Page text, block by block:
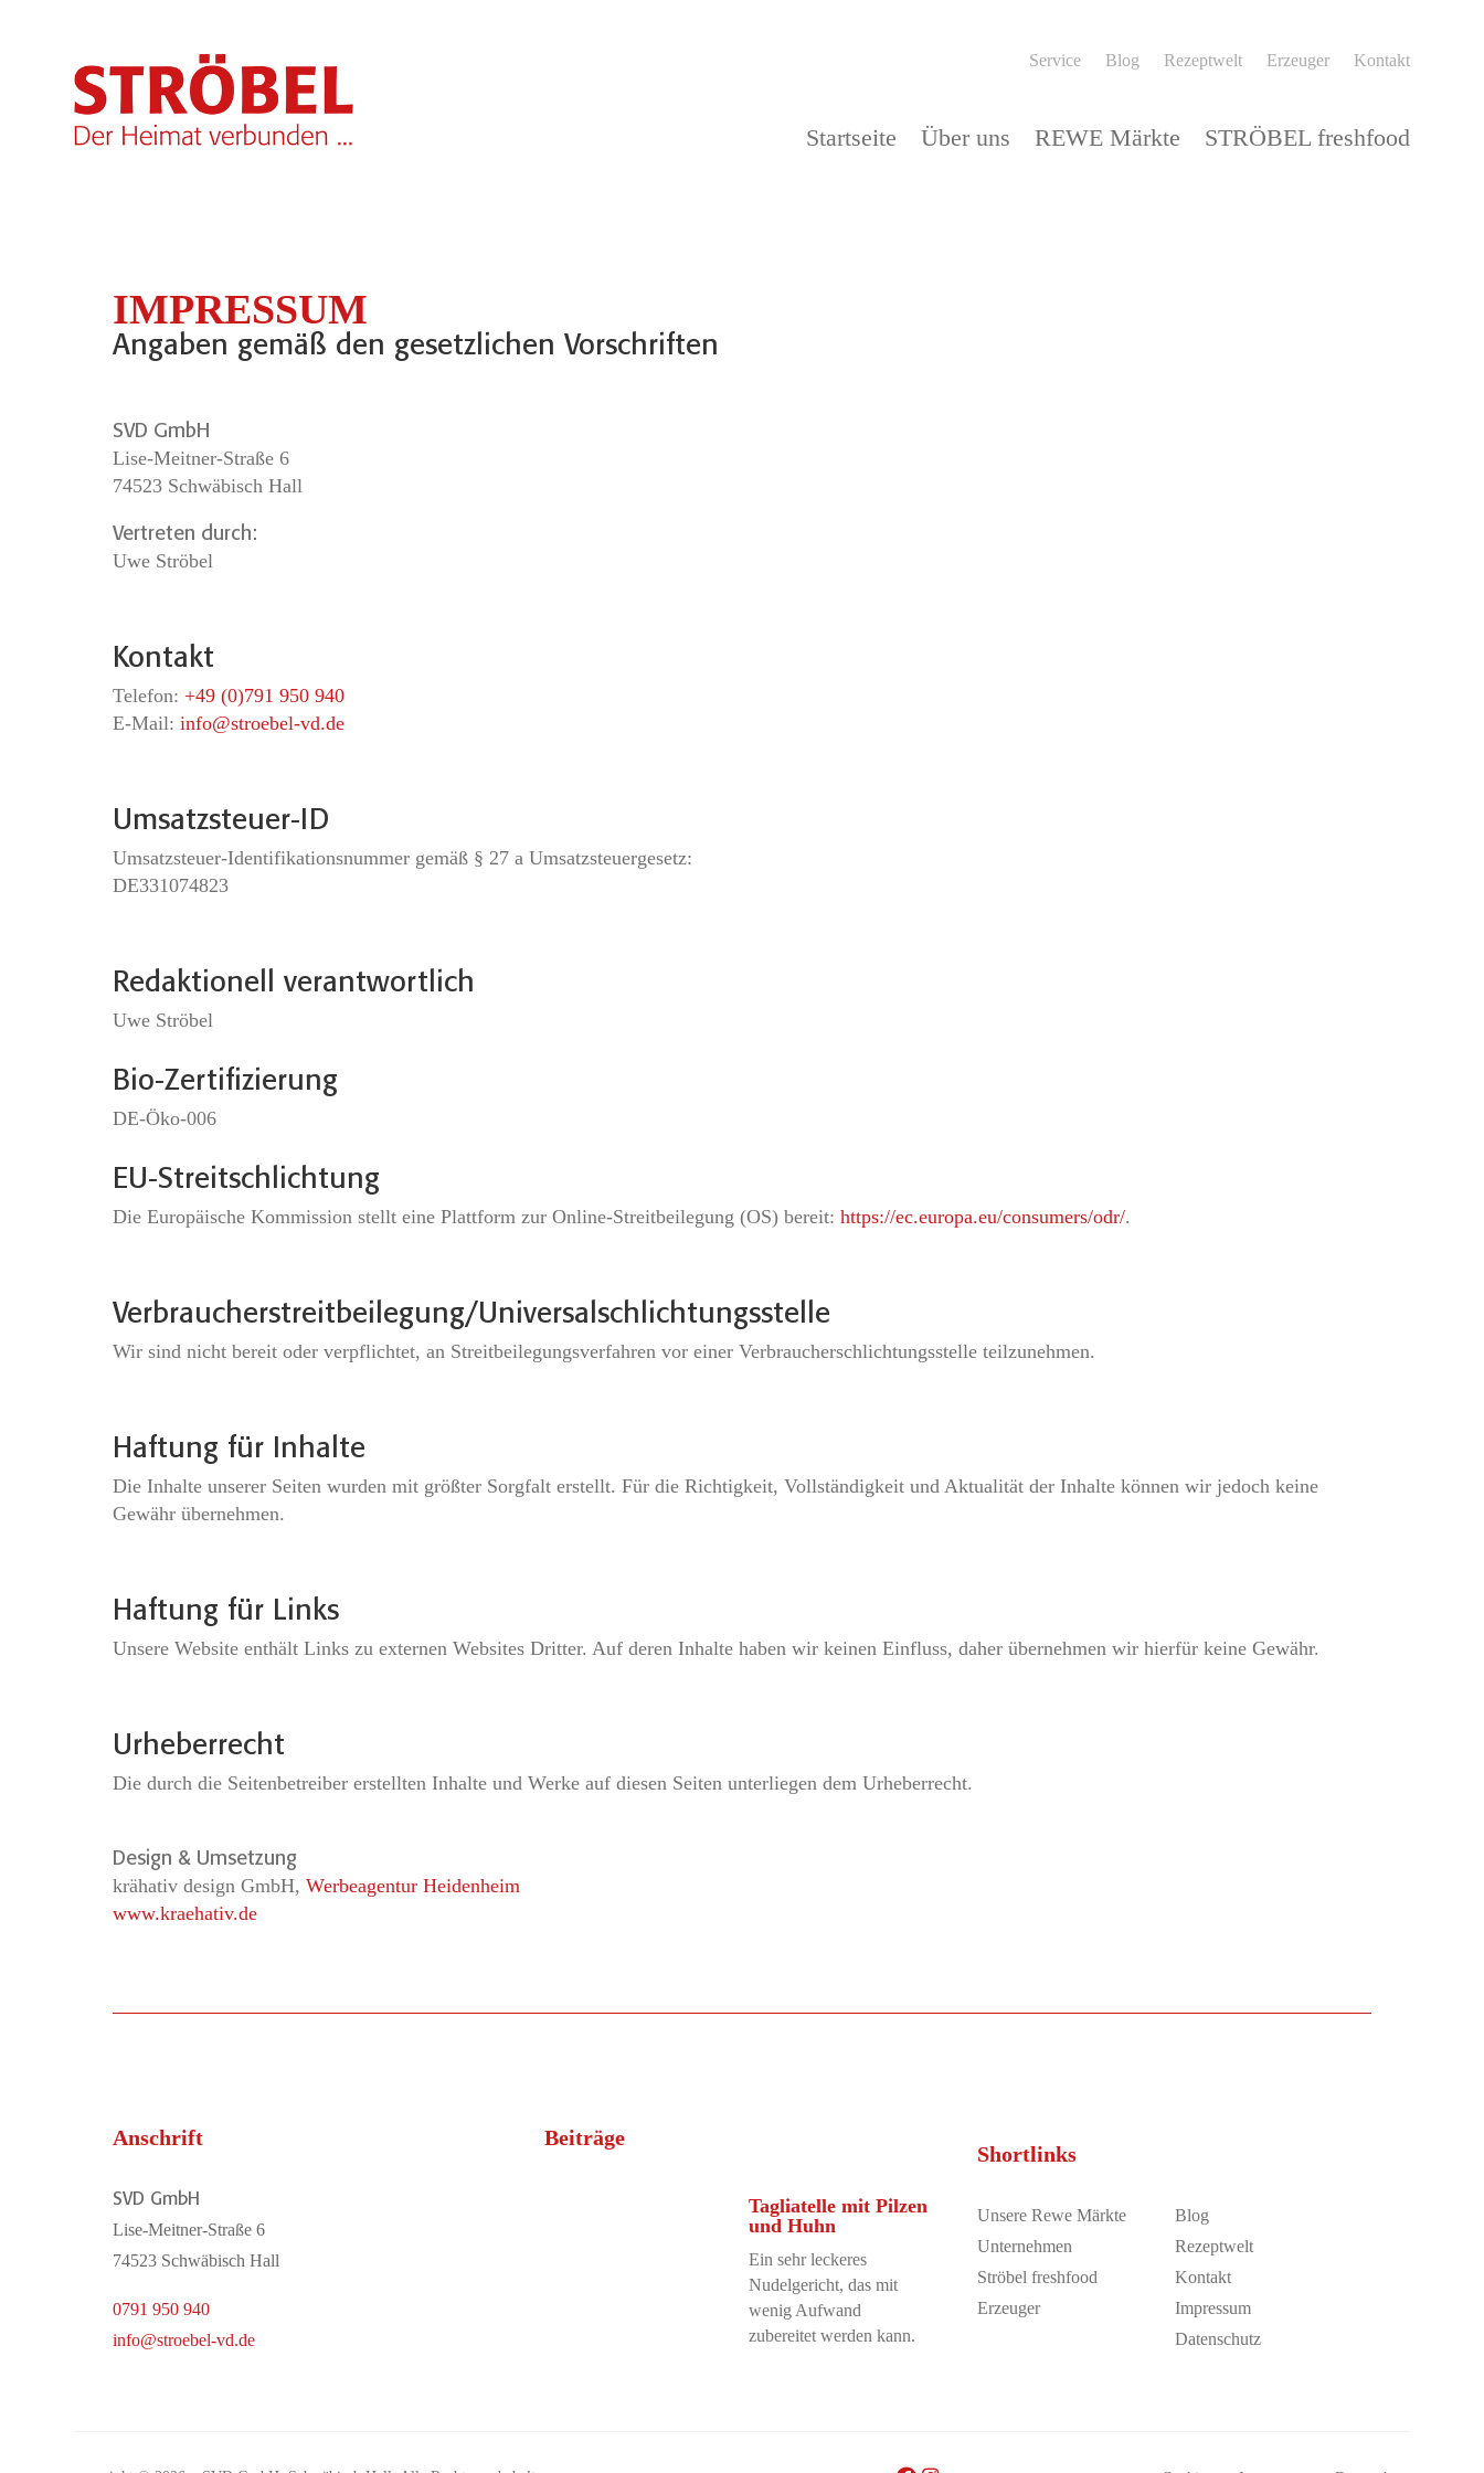
Service Blog Rezeptwelt Erzeuger Kontakt
Startseite Über uns REWE Märkte STRÖBEL freshfood
IMPRESSUM
Angaben gemäß den gesetzlichen Vorschriften
SVD GmbH
Lise-Meitner-Straße 6
74523 Schwäbisch Hall
Vertreten durch:
Uwe Ströbel
Kontakt
Telefon: +49 (0)791 950 940
E-Mail: info@stroebel-vd.de
Umsatzsteuer-ID
Umsatzsteuer-Identifikationsnummer gemäß § 27 a Umsatzsteuergesetz:
DE331074823
Redaktionell verantwortlich
Uwe Ströbel
Bio-Zertifizierung
DE-Öko-006
EU-Streitschlichtung
Die Europäische Kommission stellt eine Plattform zur Online-Streitbeilegung (OS) bereit: https://ec.europa.eu/consumers/odr/.
Verbraucher­streit­beilegung/Universal­schlichtungs­stelle
Wir sind nicht bereit oder verpflichtet, an Streitbeilegungsverfahren vor einer Verbraucherschlichtungsstelle teilzunehmen.
Haftung für Inhalte
Die Inhalte unserer Seiten wurden mit größter Sorgfalt erstellt. Für die Richtigkeit, Vollständigkeit und Aktualität der Inhalte können wir jedoch keine
Gewähr übernehmen.
Haftung für Links
Unsere Website enthält Links zu externen Websites Dritter. Auf deren Inhalte haben wir keinen Einfluss, daher übernehmen wir hierfür keine Gewähr.
Urheberrecht
Die durch die Seitenbetreiber erstellten Inhalte und Werke auf diesen Seiten unterliegen dem Urheberrecht.
Design & Umsetzung
krähativ design GmbH, Werbeagentur Heidenheim
www.kraehativ.de
Anschrift
SVD GmbH
Lise-Meitner-Straße 6
74523 Schwäbisch Hall
0791 950 940
info@stroebel-vd.de
Beiträge
Tagliatelle mit Pilzen
und Huhn
Ein sehr leckeres
Nudelgericht, das mit
wenig Aufwand
zubereitet werden kann.
Shortlinks
Unsere Rewe Märkte
Blog
Unternehmen
Rezeptwelt
Ströbel freshfood
Kontakt
Erzeuger
Impressum
Datenschutz